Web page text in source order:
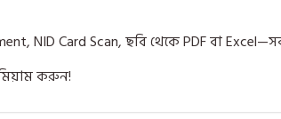
NID Card Scan, ছবি থেকে PDF বা
করুন!